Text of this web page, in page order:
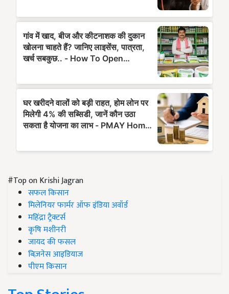
#Top on Krishi Jagran
सफल किसान
मिलेनियर फार्मर ऑफ इंडिया अवॉर्ड
महिंद्रा ट्रैक्टर्स
कृषि मशीनरी
जायद की फसल
बिज़नेस आइडियाज
पीएम किसान